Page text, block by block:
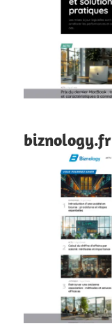
biznology.fr